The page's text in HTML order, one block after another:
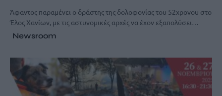
Άφαντος παραμένει ο δράστης της δολοφονίας του 52χρονου στο
Έλος Χανίων, με τις αστυνομικές αρχές να έχον εξαπολύσει…
Newsroom